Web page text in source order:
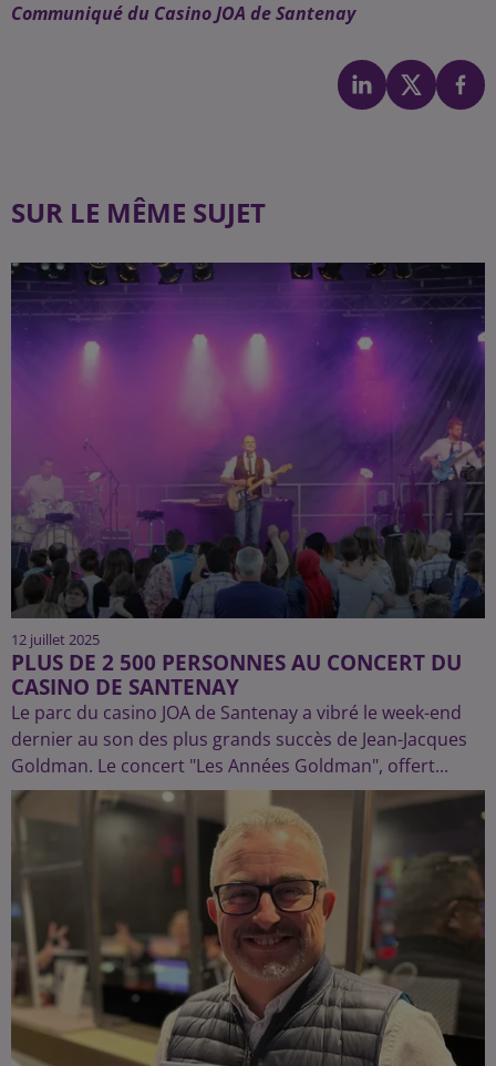
Communiqué du Casino JOA de Santenay
SUR LE MÊME SUJET
12 juillet 2025
PLUS DE 2 500 PERSONNES AU CONCERT DU
CASINO DE SANTENAY
Le parc du casino JOA de Santenay a vibré le week-end
dernier au son des plus grands succès de Jean-Jacques
Goldman. Le concert "Les Années Goldman", offert...